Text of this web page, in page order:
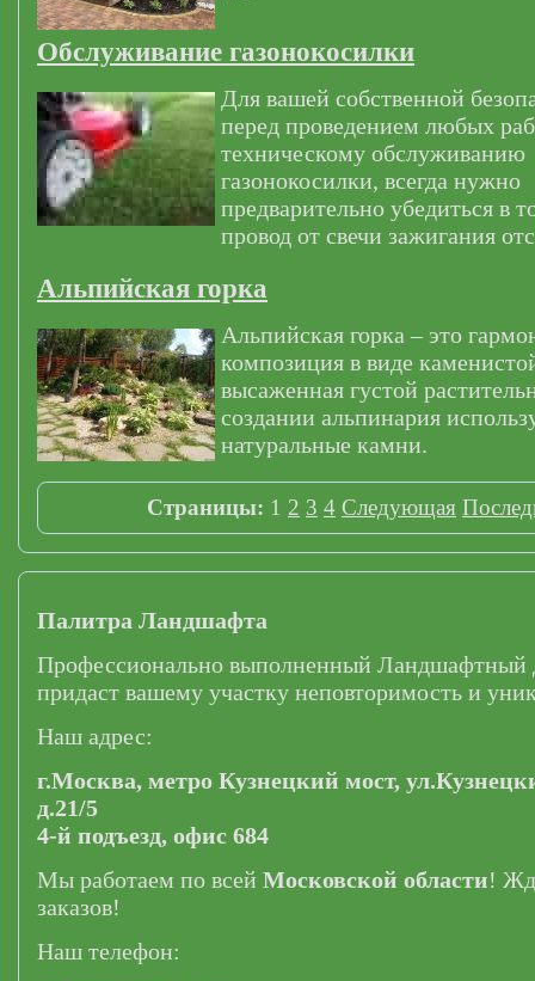
Обслуживание газонокосилки
Для вашей собственной
перед проведением любых
техническому обслуживанию
газонокосилки, всегда нужно
предварительно убедиться в
провод от свечи зажигания
Альпийская горка
Альпийская горка – это
композиция в виде
высаженная густой
создании альпинария
натуральные камни.
Страницы: 1 2 3 4 Следующая
Палитра Ландшафта
Профессионально выполненный Ландшафтный
придаст вашему участку неповторимость и
Наш адрес:
г.Москва, метро Кузнецкий мост,
д.21/5
4-й подъезд, офис 684
Мы работаем по всей Московской области!
заказов!
Наш телефон: